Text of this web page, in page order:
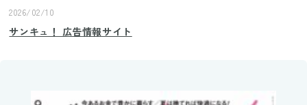
2026/02/10
サンキュ！ 広告情報サイト